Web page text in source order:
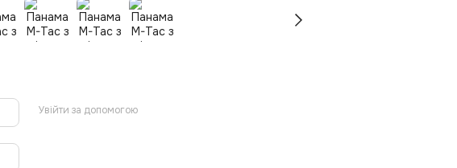
Увійти за допомогою